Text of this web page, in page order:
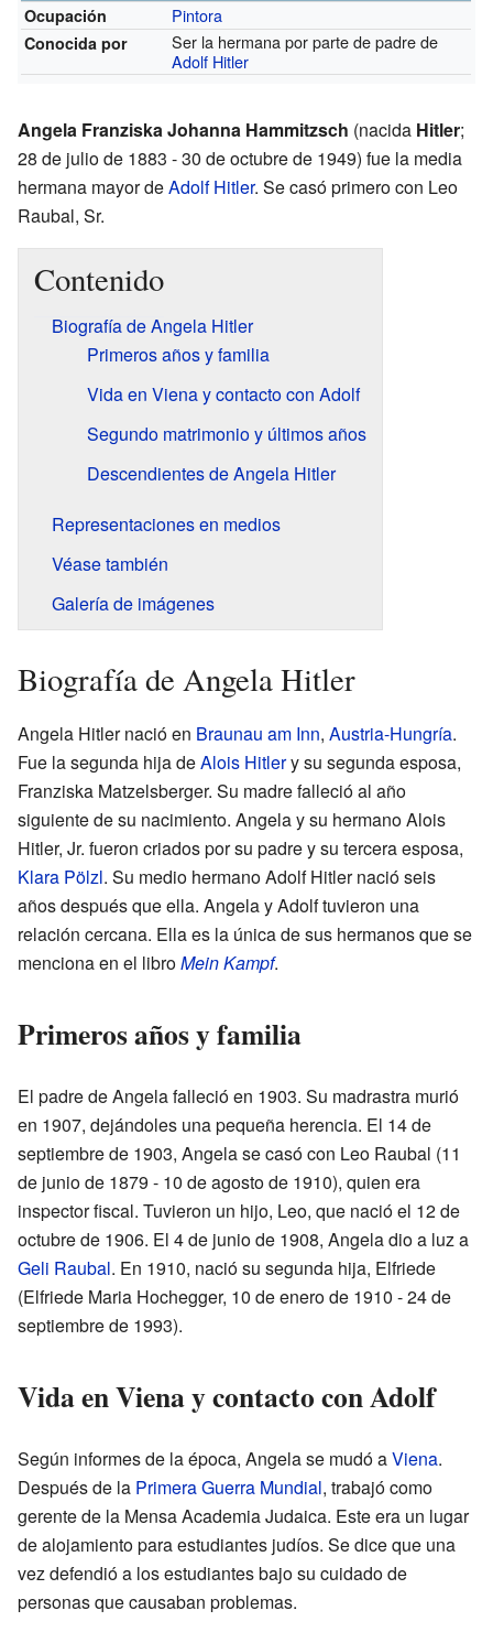
Ocupación
Pintora
Conocida por
Ser la hermana por parte de padre de
Adolf Hitler
Angela Franziska Johanna Hammitzsch (nacida Hitler;
28 de julio de 1883 - 30 de octubre de 1949) fue la media
hermana mayor deAdolf Hitler. Se casó primero con Leo
Raubal, Sr.
Contenido
Biografía de Angela Hitler
Primeros años y familia
Vida en Viena y contacto con Adolf
Segundo matrimonio y últimos años
Descendientes de Angela Hitler
Representaciones en medios
Véase también
Galería de imágenes
Biografía de Angela Hitler
Angela Hitler nació en Braunau am Inn, Austria-Hungría.
Fue la segunda hija deAlois Hitlery su segunda esposa,
Franziska Matzelsberger. Su madre falleció al año
siguiente de su nacimiento. Angela y su hermano Alois
Hitler, Jr. fueron criados por su padre y su tercera esposa,
Klara Pölzl. Su medio hermano Adolf Hitler nació seis
años después que ella. Angela y Adolf tuvieron una
relación cercana. Ella es la única de sus hermanos que se
menciona en el libroMein Kampf.
Primeros años y familia
El padre de Angela falleció en 1903. Su madrastra murió
en 1907, dejándoles una pequeña herencia. El 14 de
septiembre de 1903, Angela se casó con Leo Raubal (11
de junio de 1879 - 10 de agosto de 1910), quien era
inspector fiscal. Tuvieron un hijo, Leo, que nació el 12 de
octubre de 1906. El 4 de junio de 1908, Angela dio a luz a
Geli Raubal. En 1910, nació su segunda hija, Elfriede
(Elfriede Maria Hochegger, 10 de enero de 1910 - 24 de
septiembre de 1993).
Vida en Viena y contacto con Adolf
Según informes de la época, Angela se mudó aViena.
Después de la Primera Guerra Mundial, trabajó como
gerente de la Mensa Academia Judaica. Este era un lugar
de alojamiento para estudiantes judíos. Se dice que una
vez defendió a los estudiantes bajo su cuidado de
personas que causaban problemas.